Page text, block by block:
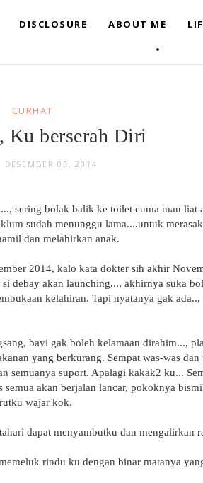
DISCLOSURE ABOUT ME
CURHAT
berserah Diri
DESEMBER 03, 2014
sering bolak balik ke toilet cuma mau liat
sudah menunggu lama....untuk
dan melahirkan anak.
2014, kalo kata dokter sih akhir
debay akan launching..., akhirnya suka
kelahiran. Tapi nyatanya gak ada..,
bayi gak boleh kelamaan dirahim...,
yang berkurang. Sempat was-was dan
semuanya suport. Apalagi kakak2 ku...
akan berjalan lancar, pokoknya
wajar kok.
dapat menyambutku dan mengalirkan
rindu ku dengan binar matanya